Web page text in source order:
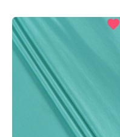
favorite